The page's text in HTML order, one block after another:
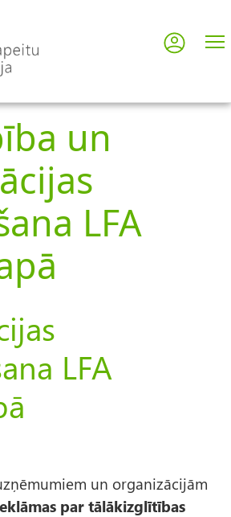
User
un
LFA
LFA
un organizācijām
par tālākizglītības